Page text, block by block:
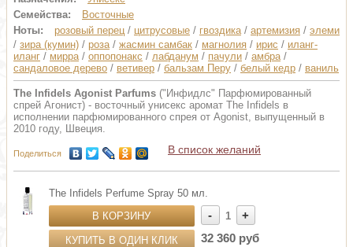
Семейства:
Восточные
Ноты:
розовый перец / цитрусовые / гвоздика/ артемизия / элеми
/ зира (кумин) / роза/ жасмин самбак / магнолия / ирис / иланг-
иланг / мирра/ оппопонакс / лабданум / пачули / амбра/
сандаловое дерево / ветивер / бальзам Перу / белый кедр / ваниль
The Infidels Agonist Parfums ("Инфидлс" Парфюмированный
спрей Агонист) - восточный унисекс аромат The Infidels в
исполнении парфюмированного спрея от Agonist, выпущенный в
2010 году, Швеция.
Поделиться В список желаний
The Infidels Perfume Spray 50 мл.
В КОРЗИНУ
КУПИТЬ В ОДИН КЛИК
- 1
+
32 360 руб